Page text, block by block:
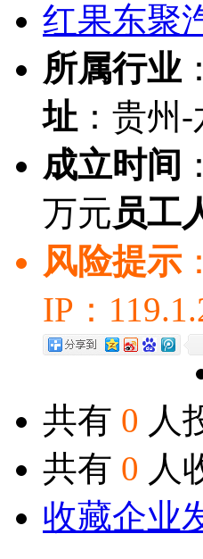
红果东聚
所属行业：
址 ：贵州
成立时间
万元 员工
风险提示
IP：
共有 0 人
共有 0 人
收藏企业